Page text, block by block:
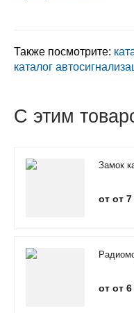
Также посмотрите:
каталог
С этим
Замок
от от
от от